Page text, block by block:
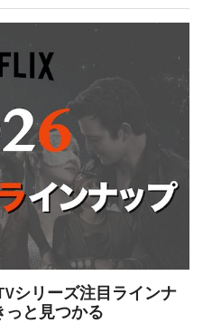
シリーズ注目ラインナ
っと見つかる